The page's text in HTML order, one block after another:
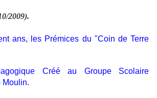
2009).
ans, les Prémices du "Coin de Terre
Créé au Groupe Scolaire
Moulin.